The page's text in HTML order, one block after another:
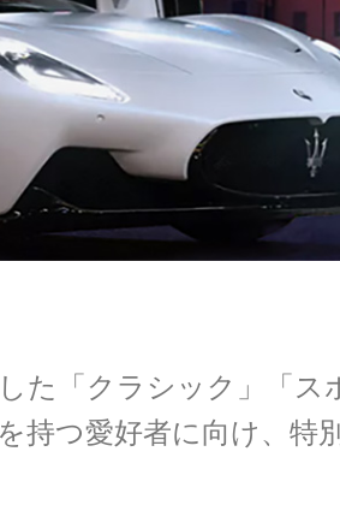
た「クラシック」「ス
つ愛好者に向け、特